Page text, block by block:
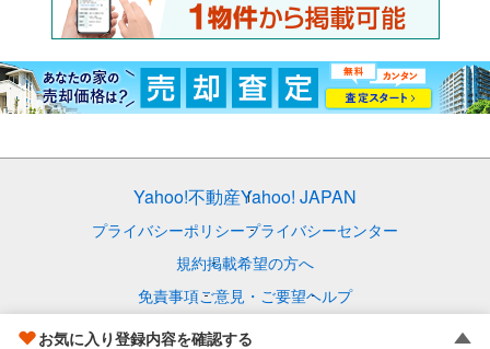
お気に入り登録内容を確認する
Yahoo!不動産Yahoo! JAPAN
プライバシーポリシープライバシーセンター
規約掲載希望の方へ
免責事項ご意見・ご要望ヘルプ
© LY Corporation